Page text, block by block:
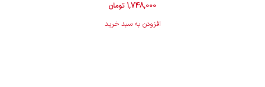
1,748,000 تومان
افزودن به سبد خرید